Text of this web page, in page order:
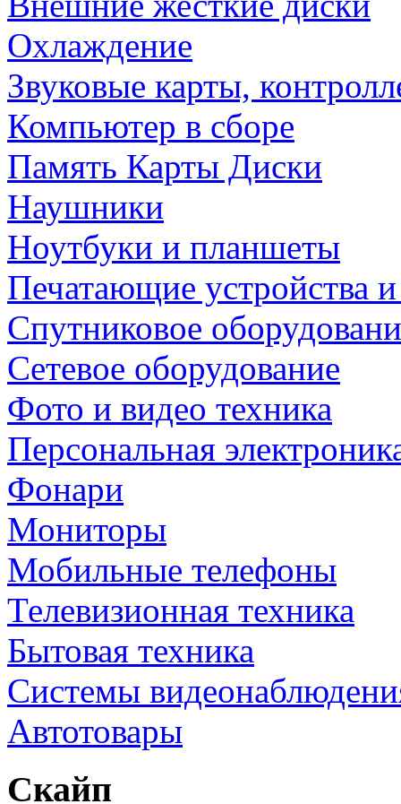
Охлаждение
Звуковые карты,
Компьютер в сборе
Память Карты Диски
Наушники
Ноутбуки и планшеты
Печатающие устройства
Спутниковое
Сетевое оборудование
Фото и видео техника
Персональная
Фонари
Мониторы
Мобильные телефоны
Телевизионная техника
Бытовая техника
Cистемы
Автотовары
Скайп